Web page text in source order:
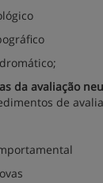
da avaliação
de